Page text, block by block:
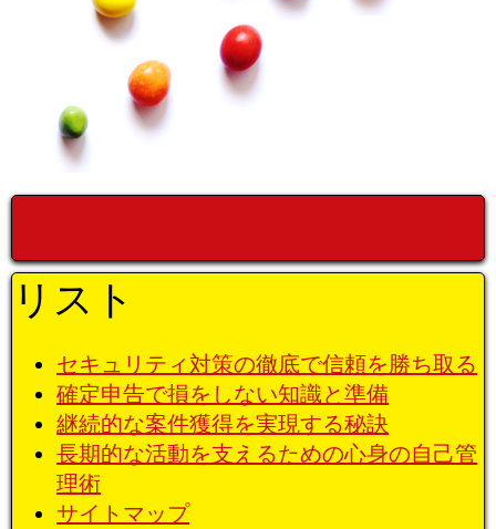
リスト
セキュリティ対策の徹底で信頼を勝ち取る
確定申告で損をしない知識と準備
継続的な案件獲得を実現する秘訣
長期的な活動を支えるための心身の自己管
理術
サイトマップ